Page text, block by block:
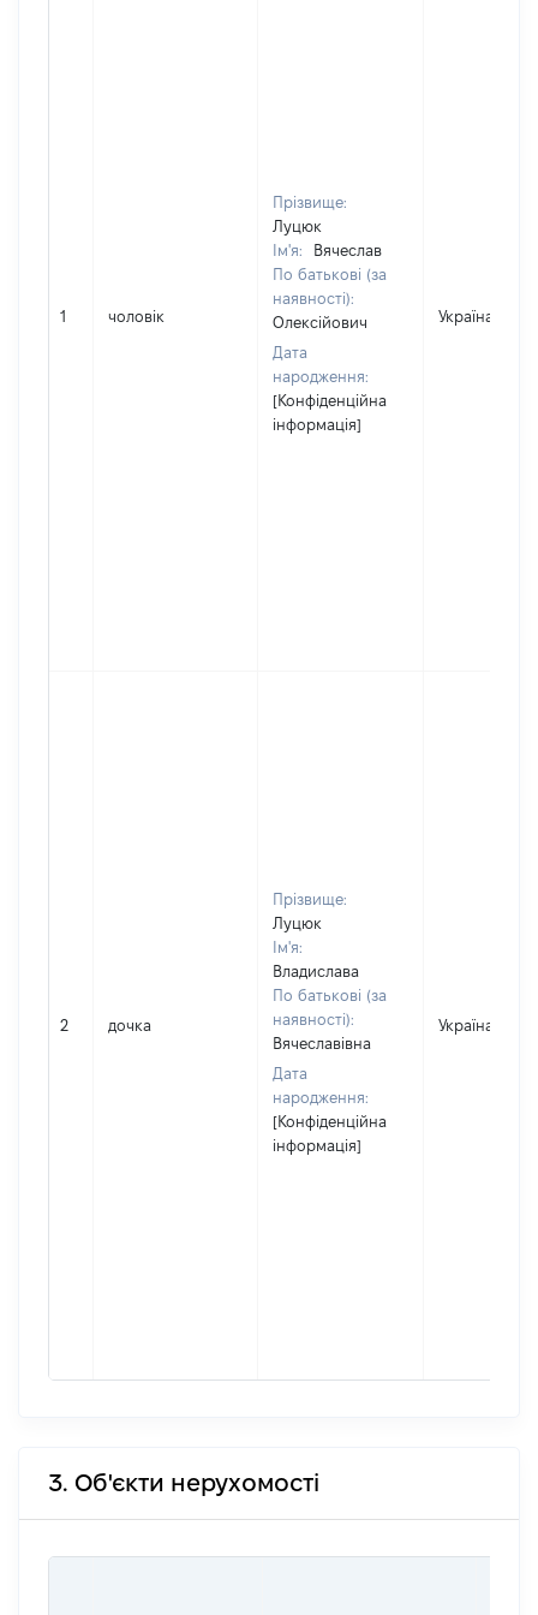
1 чоловік
Прізвище:
Луцюк
Ім'я:
Вячеслав
По батькові (за
наявності):
Олексійович
Дата
народження:
[Конфіденційна
інформація]
Україна
2 дочка
Прізвище:
Луцюк
Ім'я:
Владислава
По батькові (за
наявності):
Вячеславівна
Дата
народження:
[Конфіденційна
інформація]
Україна
3. Об'єкти нерухомості